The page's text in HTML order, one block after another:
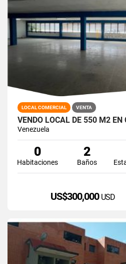
LOCAL COMERCIAL VENTA
VENDO LOCAL DE 550 M2
Venezuela
0
Habitaciones
2
Baños
US$300,000 USD